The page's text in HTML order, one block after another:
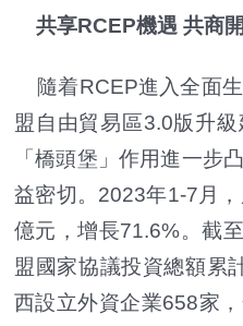
共享RCEP機遇 共商
隨着RCEP進入全面
盟自由貿易區3.0版升
「橋頭堡」作用進一步
益密切。2023年1-7月
億元，增長71.6%。截
盟國家協議投資總額累
西設立外資企業658家